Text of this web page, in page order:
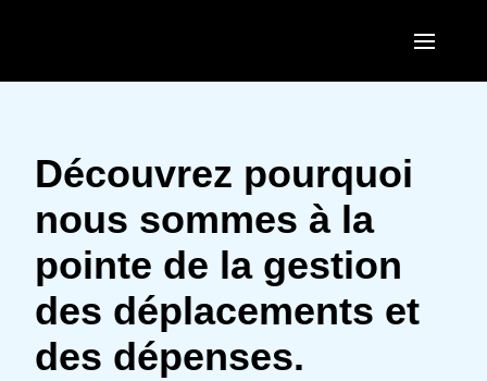
Canada (English)
México (Español)
EUROPE
United Kingdom (English)
France (Français)
Deutschland (Deutsch)
Italia (Italiano)
ASIA PACIFIC
Australia (English)
India (English)
日本（日本語)
Découvrez pourquoi
nous sommes à la
pointe de la gestion
des déplacements et
des dépenses.